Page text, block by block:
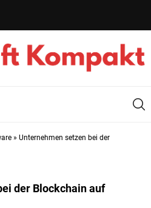
» Unternehmen setzen bei der
der Blockchain auf